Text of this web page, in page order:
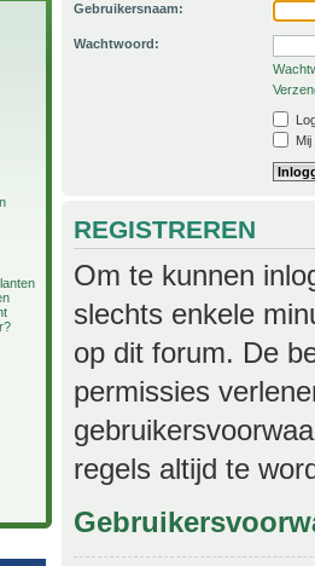
Gebruikersnaam:
Wachtwoord:
REGISTREREN
Om te kunnen
slechts enkele
op dit forum. De
permissies
regels altijd te